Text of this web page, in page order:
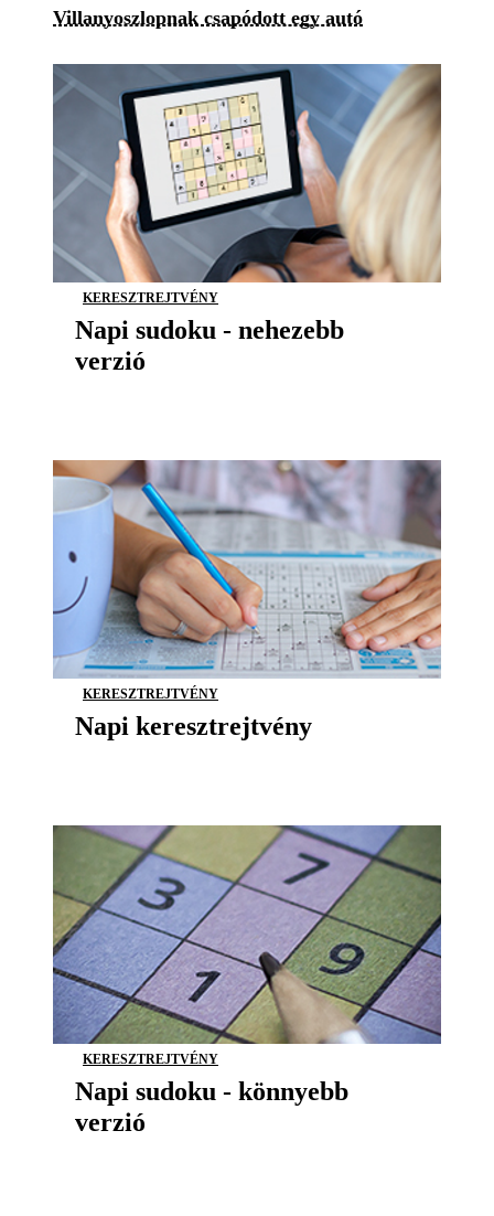
Villanyoszlopnak csapódott egy autó
KERESZTREJTVÉNY
Napi sudoku - nehezebb
verzió
KERESZTREJTVÉNY
Napi keresztrejtvény
KERESZTREJTVÉNY
Napi sudoku - könnyebb
verzió